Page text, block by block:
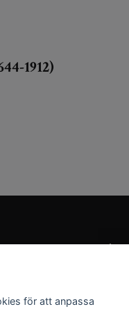
1912)
för att anpassa